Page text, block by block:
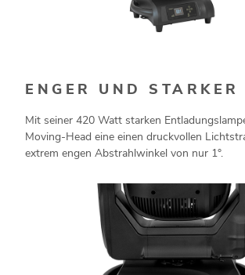
ENGER UND STARKER
Mit seiner 420 Watt starken
Moving-Head eine einen druckvollen
extrem engen Abstrahlwinkel von nur 1°.